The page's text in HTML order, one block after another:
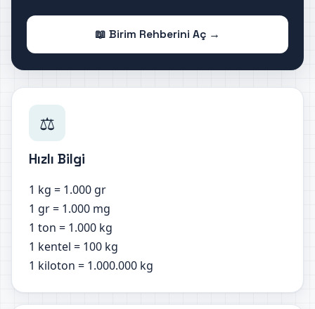
📖 Birim Rehberini Aç →
⚖️
Hızlı Bilgi
1 kg = 1.000 gr
1 gr = 1.000 mg
1 ton = 1.000 kg
1 kentel = 100 kg
1 kiloton = 1.000.000 kg